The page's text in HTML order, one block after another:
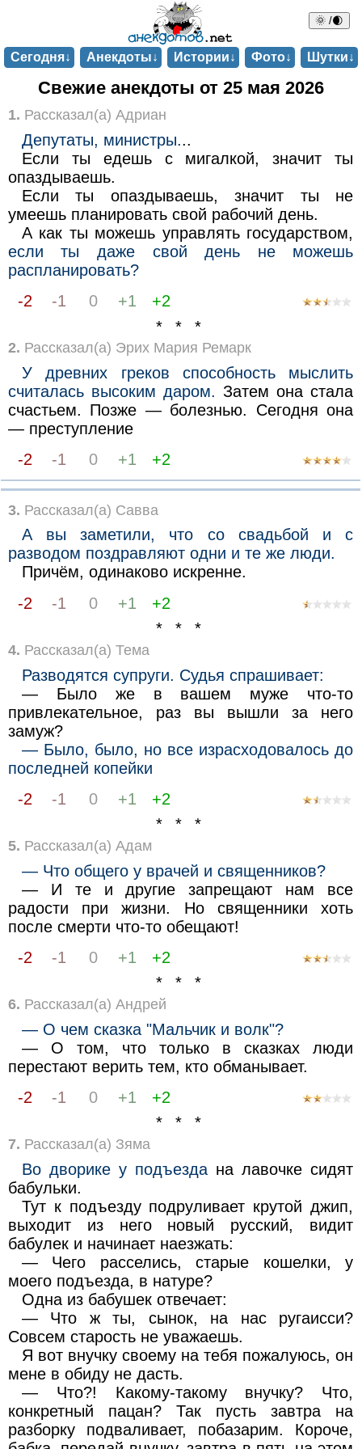
🌞 /🌒
Сегодня↓ Анекдоты↓ Истории↓ Фото↓ Шутки↓
Свежие анекдоты от 25 мая 2026
1. Рассказал(а) Адриан
Депутаты, министры...
Если ты едешь с мигалкой, значит ты
опаздываешь.
Если ты опаздываешь, значит ты не
умеешь планировать свой рабочий день.
А как ты можешь управлять государством,
если ты даже свой день не можешь
распланировать?
-2
-1 0 +1
+2
* * *
2. Рассказал(а) Эрих Мария Ремарк
У древних греков способность мыслить
считалась высоким даром. Затем она стала
счастьем. Позже — болезнью. Сегодня она
— преступление
-2
-1 0 +1 +2
3. Рассказал(а) Савва
А вы заметили, что со свадьбой и с
разводом поздравляют одни и те же люди.
Причём, одинаково искренне.
-2
-1 0 +1
+2
* * *
4. Рассказал(а) Тема
Разводятся супруги. Судья спрашивает:
— Было же в вашем муже что-то
привлекательное, раз вы вышли за него
замуж?
— Было, было, но все израсходовалось до
последней копейки
-2
-1 0 +1
+2
* * *
5. Рассказал(а) Адам
— Что общего у врачей и священников?
— И те и другие запрещают нам все
радости при жизни. Но священники хоть
после смерти что-то обещают!
-2
-1 0 +1
+2
* * *
6. Рассказал(а) Андрей
— О чем сказка "Мальчик и волк"?
— О том, что только в сказках люди
перестают верить тем, кто обманывает.
-2
-1 0 +1
+2
* * *
7. Рассказал(а) Зяма
Во дворике у подъезда на лавочке сидят
бабульки.
Тут к подъезду подруливает крутой джип,
выходит из него новый русский, видит
бабулек и начинает наезжать:
— Чего расселись, старые кошелки, у
моего подъезда, в натуре?
Одна из бабушек отвечает:
— Что ж ты, сынок, на нас ругаисси?
Совсем старость не уважаешь.
Я вот внучку своему на тебя пожалуюсь, он
мене в обиду не дасть.
— Что?! Какому-такому внучку? Что,
конкретный пацан? Так пусть завтра на
разборку подваливает, побазарим. Короче,